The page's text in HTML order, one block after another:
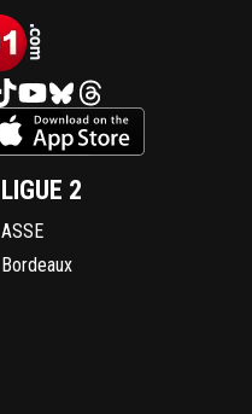
LIGUE 2
ASSE
Bordeaux